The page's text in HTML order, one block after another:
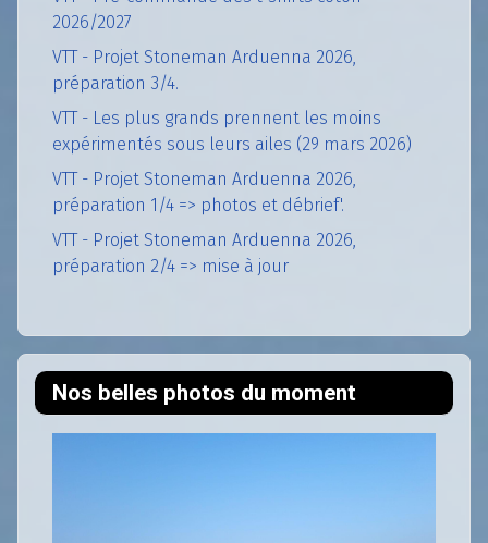
2026/2027
VTT - Projet Stoneman Arduenna 2026,
préparation 3/4.
VTT - Les plus grands prennent les moins
expérimentés sous leurs ailes (29 mars 2026)
VTT - Projet Stoneman Arduenna 2026,
préparation 1/4 => photos et débrief'.
VTT - Projet Stoneman Arduenna 2026,
préparation 2/4 => mise à jour
Nos belles photos du moment